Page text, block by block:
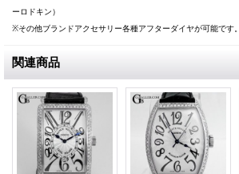
ーロドキン）
※その他ブランドアクセサリー各種アフターダイヤが可能です。
関連商品